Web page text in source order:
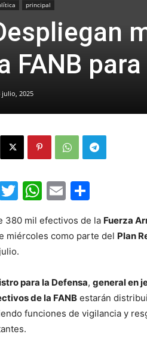
principal
FANB
julio, 2025
Twitter
WhatsApp
Email
380 mil efectivos de la Fuerza
miércoles como parte del Plan
para la Defensa, general en
de la FANB estarán
funciones de vigilancia y